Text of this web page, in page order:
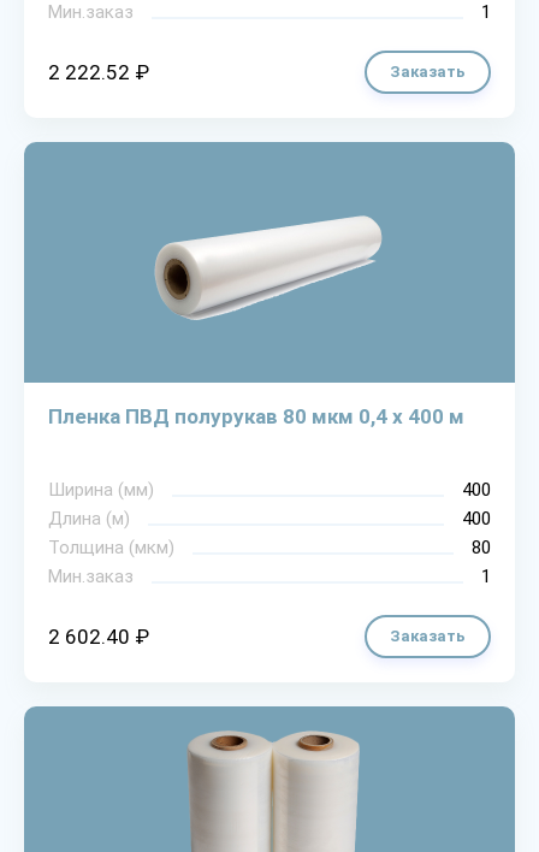
Мин.заказ
1
2 222.52 ₽ Заказать
Пленка ПВД полурукав 80 мкм 0,4 х 400 м
Ширина (мм)
400
Длина (м)
400
Толщина (мкм)
80
Мин.заказ
1
2 602.40 ₽ Заказать